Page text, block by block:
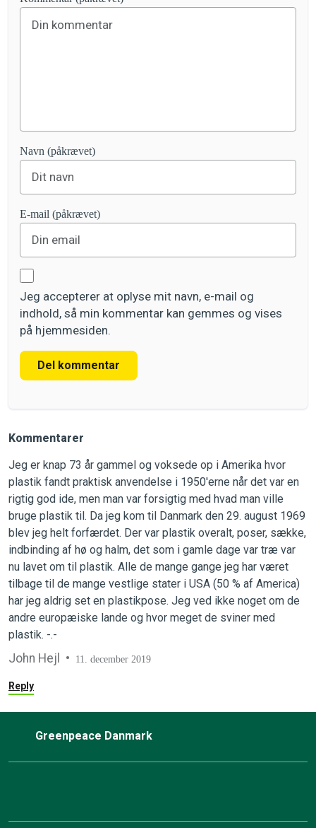
Navn (påkrævet)
E-mail (påkrævet)
Jeg accepterer at oplyse mit navn, e-mail og
indhold, så min kommentar kan gemmes og vises
på hjemmesiden.
Del kommentar
Kommentarer
Jeg er knap 73 år gammel og voksede op i Amerika hvor
plastik fandt praktisk anvendelse i 1950'erne når det var en
rigtig god ide, men man var forsigtig med hvad man ville
bruge plastik til. Da jeg kom til Danmark den 29. august 1969
blev jeg helt forfærdet. Der var plastik overalt, poser, sække,
indbinding af hø og halm, det som i gamle dage var træ var
nu lavet om til plastik. Alle de mange gange jeg har været
tilbage til de mange vestlige stater i USA (50 % af America)
har jeg aldrig set en plastikpose. Jeg ved ikke noget om de
andre europæiske lande og hvor meget de sviner med
plastik. -.-
John Hejl 11. december 2019
Reply
Greenpeace Danmark